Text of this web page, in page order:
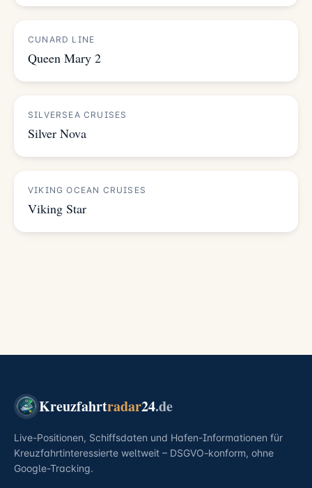
CUNARD LINE
Queen Mary 2
SILVERSEA CRUISES
Silver Nova
VIKING OCEAN CRUISES
Viking Star
Kreuzfahrtradar24.de
Live-Positionen, Schiffsdaten und Hafen-Informationen für
Kreuzfahrtinteressierte weltweit – DSGVO-konform, ohne
Google-Tracking.